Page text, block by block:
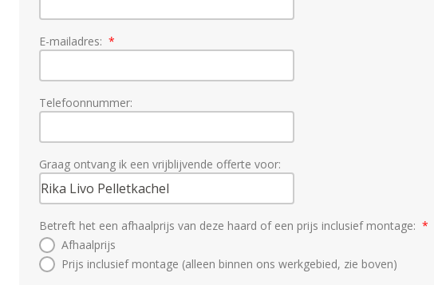
E-mailadres:
Telefoonnummer:
Graag ontvang ik een vrijblijvende offerte voor:
Betreft het een afhaalprijs van deze haard of een prijs inclusief montage:
Afhaalprijs
Prijs inclusief montage (alleen binnen ons werkgebied, zie boven)